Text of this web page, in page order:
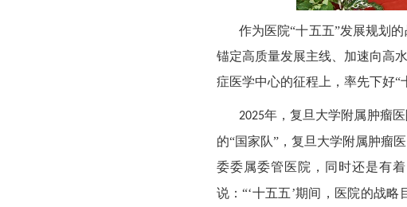
作为医院“十五五”发展规划
锚定高质量发展主线、加速向高
症医学中心的征程上，率先下好“
2025年，复旦大学附属肿瘤
的“国家队”，复旦大学附属肿瘤
委委属委管医院，同时还是有着
说：“‘十五五’期间，医院的战